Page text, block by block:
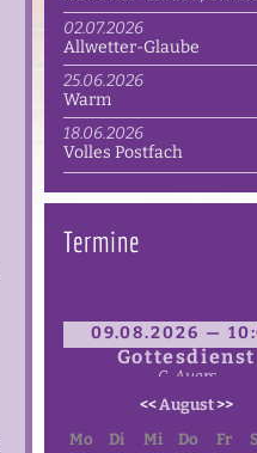
02.07.2026
Allwetter-Glaube
25.06.2026
Warm
18.06.2026
Volles Postfach
Termine
09.08.2026 —
Gottesdienst
C. Auers
<<August>>
Mo
Di Mi Do Fr